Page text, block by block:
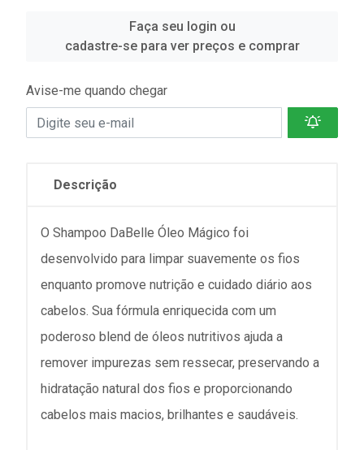
Faça seu login ou
cadastre-se para ver preços e comprar
Avise-me quando chegar
Descrição
O Shampoo DaBelle Óleo Mágico foi
desenvolvido para limpar suavemente os fios
enquanto promove nutrição e cuidado diário aos
cabelos. Sua fórmula enriquecida com um
poderoso blend de óleos nutritivos ajuda a
remover impurezas sem ressecar, preservando a
hidratação natural dos fios e proporcionando
cabelos mais macios, brilhantes e saudáveis.